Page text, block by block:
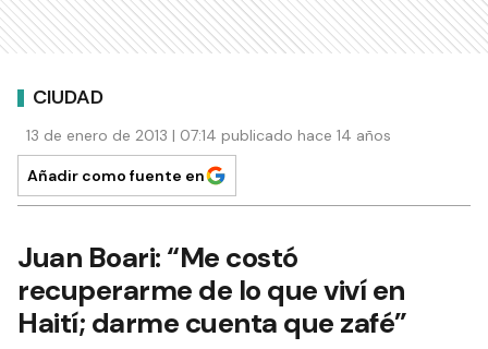
CIUDAD
13 de enero de 2013 | 07:14 publicado hace 14 años
Añadir como fuente en
Juan Boari: “Me costó
recuperarme de lo que viví en
Haití; darme cuenta que zafé”